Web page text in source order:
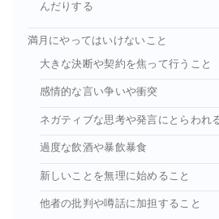
んだりする
満月にやってはいけないこと
大きな決断や契約を焦って行うこと
感情的な言い争いや衝突
ネガティブな思考や発言にとらわれ
過度な飲酒や暴飲暴食
新しいことを無理に始めること
他者の批判や噂話に加担すること